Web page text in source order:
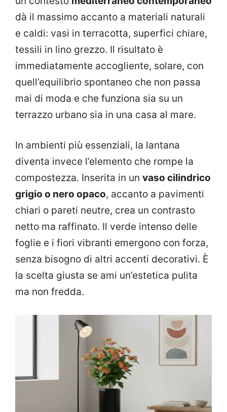
dà il massimo accanto a materiali naturali
e caldi: vasi in terracotta, superfici chiare,
tessili in lino grezzo. Il risultato è
immediatamente accogliente, solare, con
quell’equilibrio spontaneo che non passa
mai di moda e che funziona sia su un
terrazzo urbano sia in una casa al mare.
In ambienti più essenziali, la lantana
diventa invece l’elemento che rompe la
compostezza. Inserita in un vaso cilindrico
grigio o nero opaco, accanto a pavimenti
chiari o pareti neutre, crea un contrasto
netto ma raffinato. Il verde intenso delle
foglie e i fiori vibranti emergono con forza,
senza bisogno di altri accenti decorativi. È
la scelta giusta se ami un’estetica pulita
ma non fredda.